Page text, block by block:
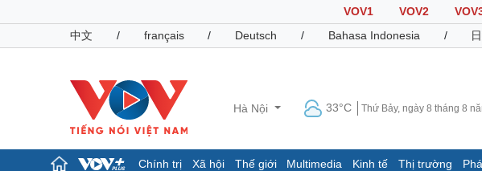
VOV1 VOV2
中文
/ français / Deutsch / Bahasa Indonesia /
Hà Nội 33°C Thứ Bảy, ngày 8 tháng 8
Chính trị Xã hội Thế giới Multimedia Kinh tế Thị trường